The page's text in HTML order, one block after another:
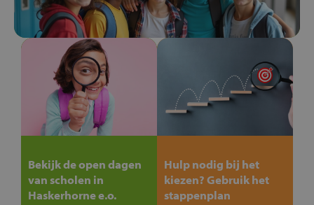
Bekijk de open dagen
van scholen in
Haskerhorne e.o.
Hulp nodig bij het
kiezen? Gebruik het
stappenplan